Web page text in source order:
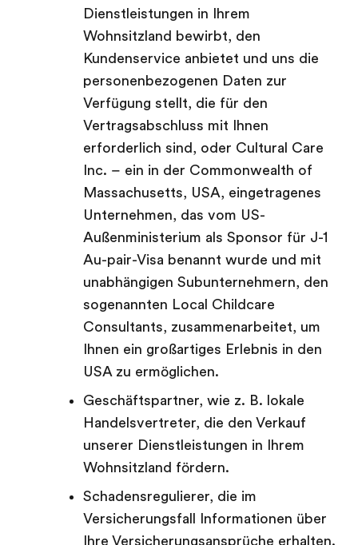
Dienstleistungen in Ihrem
Wohnsitzland bewirbt, den
Kundenservice anbietet und uns die
personenbezogenen Daten zur
Verfügung stellt, die für den
Vertragsabschluss mit Ihnen
erforderlich sind, oder Cultural Care
Inc. – ein in der Commonwealth of
Massachusetts, USA, eingetragenes
Unternehmen, das vom US-
Außenministerium als Sponsor für J-1
Au-pair-Visa benannt wurde und mit
unabhängigen Subunternehmern, den
sogenannten Local Childcare
Consultants, zusammenarbeitet, um
Ihnen ein großartiges Erlebnis in den
USA zu ermöglichen.
Geschäftspartner, wie z. B. lokale
Handelsvertreter, die den Verkauf
unserer Dienstleistungen in Ihrem
Wohnsitzland fördern.
Schadensregulierer, die im
Versicherungsfall Informationen über
Ihre Versicherungsansprüche erhalten.